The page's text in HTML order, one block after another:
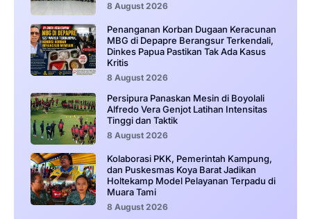
8 August 2026
Penanganan Korban Dugaan Keracunan
MBG di Depapre Berangsur Terkendali,
Dinkes Papua Pastikan Tak Ada Kasus
Kritis
8 August 2026
Persipura Panaskan Mesin di Boyolali
Alfredo Vera Genjot Latihan Intensitas
Tinggi dan Taktik
8 August 2026
Kolaborasi PKK, Pemerintah Kampung,
dan Puskesmas Koya Barat Jadikan
Holtekamp Model Pelayanan Terpadu di
Muara Tami
8 August 2026